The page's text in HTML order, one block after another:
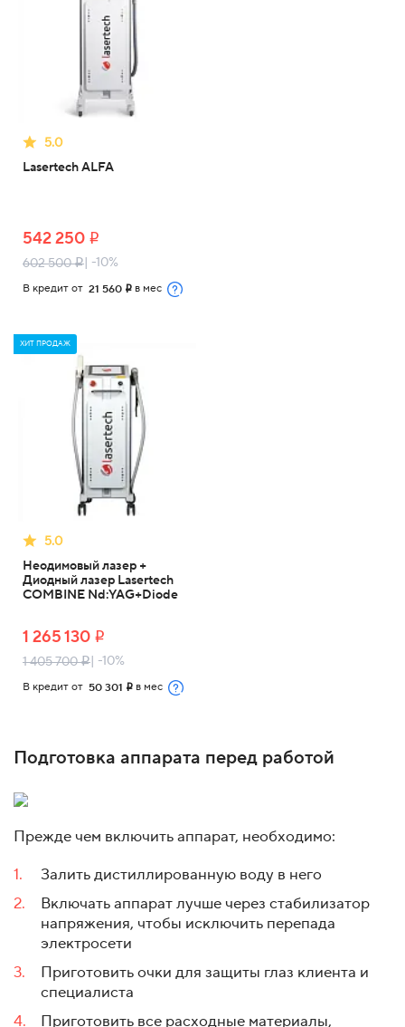
5.0
Lasertech ALFA
542 250 i
602 500i| -10%
В кредит от 21 560 i в мес
ХИТ ПРОДАЖ
5.0
Неодимовый лазер +
Диодный лазер Lasertech
COMBINE Nd:YAG+Diode
1 265 130 i
1 405 700i| -10%
В кредит от 50 301 i в мес
Подготовка аппарата перед работой
Прежде чем включить аппарат, необходимо:
Залить дистиллированную воду в него
Включать аппарат лучше через стабилизатор
напряжения, чтобы исключить перепада
электросети
Приготовить очки для защиты глаз клиента и
специалиста
Приготовить все расходные материалы,